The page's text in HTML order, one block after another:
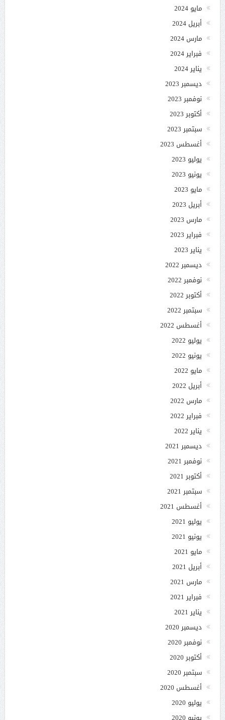
مايو 2024
أبريل 2024
مارس 2024
فبراير 2024
يناير 2024
ديسمبر 2023
نوفمبر 2023
أكتوبر 2023
سبتمبر 2023
أغسطس 2023
يوليو 2023
يونيو 2023
مايو 2023
أبريل 2023
مارس 2023
فبراير 2023
يناير 2023
ديسمبر 2022
نوفمبر 2022
أكتوبر 2022
سبتمبر 2022
أغسطس 2022
يوليو 2022
يونيو 2022
مايو 2022
أبريل 2022
مارس 2022
فبراير 2022
يناير 2022
ديسمبر 2021
نوفمبر 2021
أكتوبر 2021
سبتمبر 2021
أغسطس 2021
يوليو 2021
يونيو 2021
مايو 2021
أبريل 2021
مارس 2021
فبراير 2021
يناير 2021
ديسمبر 2020
نوفمبر 2020
أكتوبر 2020
سبتمبر 2020
أغسطس 2020
يوليو 2020